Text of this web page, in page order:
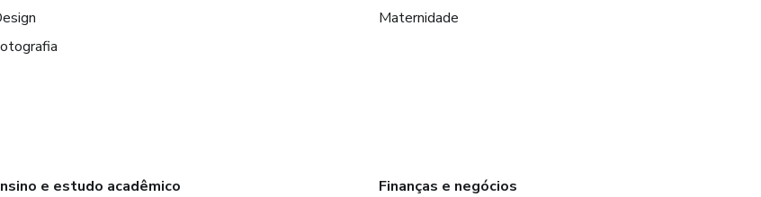
Maternidade
e estudo acadêmico
Finanças e negócios